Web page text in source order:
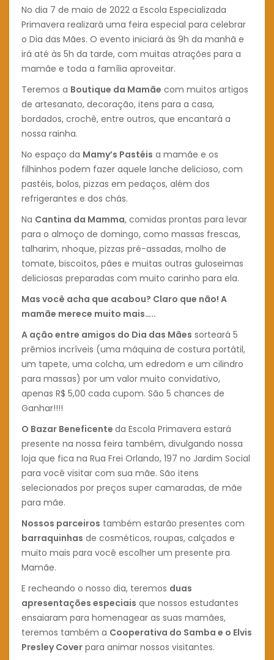
No dia 7 de maio de 2022 a Escola Especializada
Primavera realizará uma feira especial para celebrar
o Dia das Mães. O evento iniciará às 9h da manhã e
irá até às 5h da tarde, com muitas atrações para a
mamãe e toda a família aproveitar.
Teremos a Boutique da Mamãe com muitos artigos
de artesanato, decoração, itens para a casa,
bordados, crochê, entre outros, que encantará a
nossa rainha.
No espaço da Mamy’s Pastéis a mamãe e os
filhinhos podem fazer aquele lanche delicioso, com
pastéis, bolos, pizzas em pedaços, além dos
refrigerantes e dos chás.
Na Cantina da Mamma, comidas prontas para levar
para o almoço de domingo, como massas frescas,
talharim, nhoque, pizzas pré-assadas, molho de
tomate, biscoitos, pães e muitas outras guloseimas
deliciosas preparadas com muito carinho para ela.
Mas você acha que acabou? Claro que não! A
mamãe merece muito mais…..
A ação entre amigos do Dia das Mães sorteará 5
prêmios incríveis (uma máquina de costura portátil,
um tapete, uma colcha, um edredom e um cilindro
para massas) por um valor muito convidativo,
apenas R$ 5,00 cada cupom. São 5 chances de
Ganhar!!!!
O Bazar Beneficente da Escola Primavera estará
presente na nossa feira também, divulgando nossa
loja que fica na Rua Frei Orlando, 197 no Jardim Social
para você visitar com sua mãe. São itens
selecionados por preços super camaradas, de mãe
para mãe.
Nossos parceiros também estarão presentes com
barraquinhas de cosméticos, roupas, calçados e
muito mais para você escolher um presente pra
Mamãe.
E recheando o nosso dia, teremos duas
apresentações especiais que nossos estudantes
ensaiaram para homenagear as suas mamães,
teremos também a Cooperativa do Samba e o Elvis
Presley Cover para animar nossos visitantes.